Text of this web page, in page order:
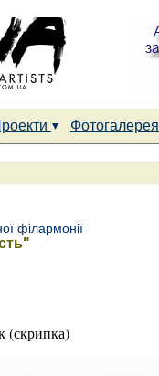
Фотогалерея
філармонії
(скрипка)